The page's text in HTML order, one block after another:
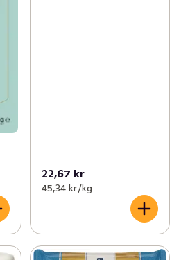
22,67 kr
45,34 kr /kg